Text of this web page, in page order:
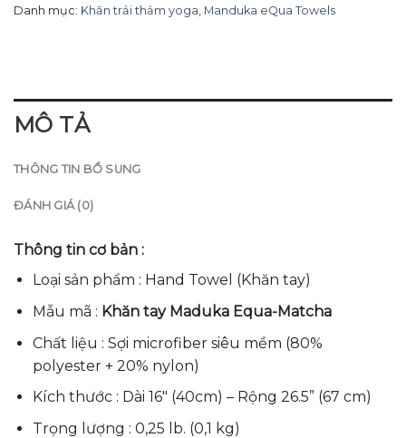
Danh mục: Khăn trải thảm yoga Manduka eQua Towels
MÔ TẢ
THÔNG TIN BỔ SUNG
ĐÁNH GIÁ (0)
Thông tin cơ bản :
Loại sản phẩm : Hand Towel (Khăn tay)
Mẫu mã : Khăn tay Maduka Equa-Matcha
Chất liệu : Sợi microfiber siêu mềm (80%
polyester + 20% nylon)
Kích thước : Dài 16″ (40cm) – Rộng 26.5” (67 cm)
Trọng lượng : 0,25 lb. (0,1 kg)